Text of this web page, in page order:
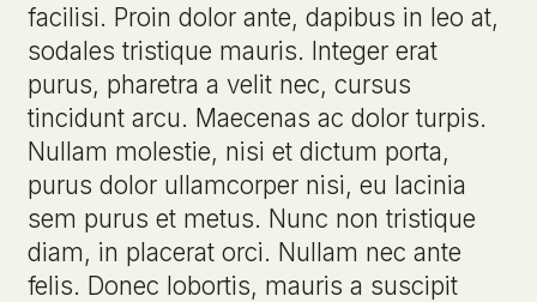
facilisi. Proin dolor ante, dapibus in leo at,
sodales tristique mauris. Integer erat
purus, pharetra a velit nec, cursus
tincidunt arcu. Maecenas ac dolor turpis.
Nullam molestie, nisi et dictum porta,
purus dolor ullamcorper nisi, eu lacinia
sem purus et metus. Nunc non tristique
diam, in placerat orci. Nullam nec ante
felis. Donec lobortis, mauris a suscipit